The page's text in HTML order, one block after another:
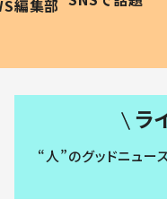
編集部 #令和の子
ラ
“人”のグッドニュー